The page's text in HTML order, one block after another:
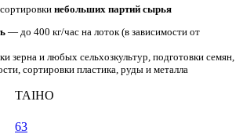
небольших партий сырья
— до 400 кг/час на лоток (в зависимости от
зерна и любых сельхозкультур, подготовки семян,
сортировки пластика, руды и металла
TAIHO
63